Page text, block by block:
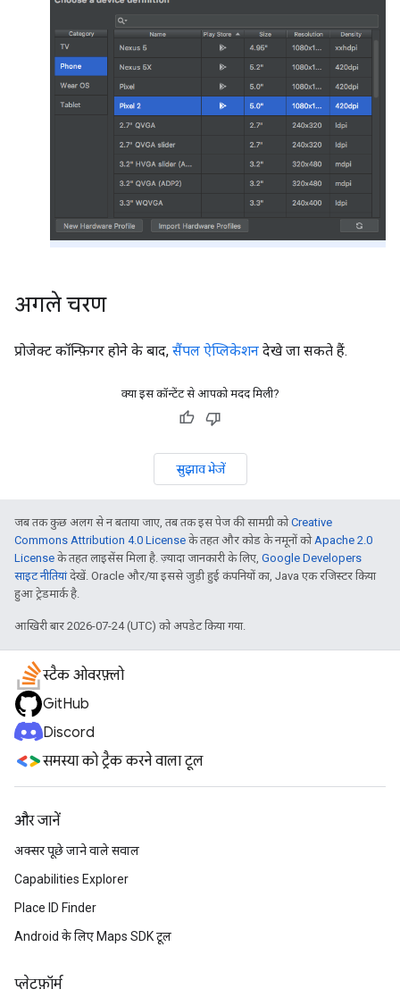
अगले चरण
प्रोजेक्ट कॉन्फ़िगर होने के बाद, सैंपल ऐप्लिकेशन देखे जा सकते हैं.
क्या इस कॉन्टेंट से आपको मदद मिली?
सुझाव भेजें
जब तक कुछ अलग से न बताया जाए, तब तक इस पेज की सामग्री कोCreative
Commons Attribution 4.0 License के तहत और कोड के नमूनों को Apache 2.0
License के तहत लाइसेंस मिला है. ज़्यादा जानकारी के लिए, Google Developers
साइट नीतियांदेखें. Oracle और/या इससे जुड़ी हुई कंपनियों का, Java एक रजिस्टर किया
हुआ ट्रेडमार्क है.
आखिरी बार 2026-07-24 (UTC) को अपडेट किया गया.
स्टैक ओवरफ़्लो
GitHub
Discord
समस्या को ट्रैक करने वाला टूल
और जानें
अक्सर पूछे जाने वाले सवाल
Capabilities Explorer
Place ID Finder
Android के लिए Maps SDK टूल
प्‍लेटफ़ॉर्म